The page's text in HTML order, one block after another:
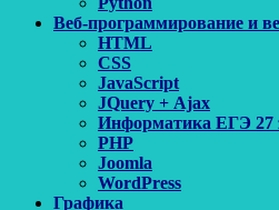
Веб-программирование и
HTML
CSS
JavaScript
JQuery + Ajax
Информатика ЕГЭ 27
PHP
Joomla
WordPress
Графика